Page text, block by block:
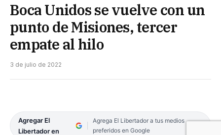
Boca Unidos se vuelve con un
punto de Misiones, tercer
empate al hilo
3 de julio de 2022
Agregar El
Libertador en
Agrega El Libertador a tus medios
preferidos en Google